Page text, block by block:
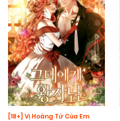
[18+] Vị Hoàng Tử Của Em